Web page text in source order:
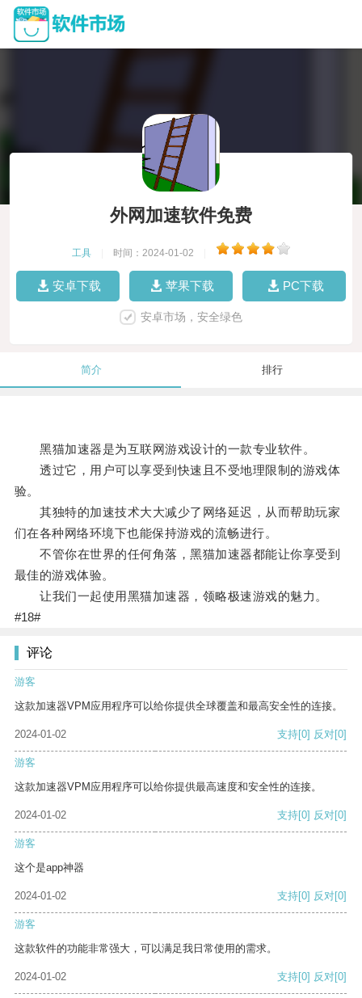
外网加速软件免费
工具 时间：2024-01-02
安卓下载 苹果下载 PC下载
安卓市场，安全绿色
简介 排行
黑猫加速器是为互联网游戏设计的一款专业软件。
透过它，用户可以享受到快速且不受地理限制的游戏体
验。
其独特的加速技术大大减少了网络延迟，从而帮助玩家
们在各种网络环境下也能保持游戏的流畅进行。
不管你在世界的任何角落，黑猫加速器都能让你享受到
最佳的游戏体验。
让我们一起使用黑猫加速器，领略极速游戏的魅力。
#18#
评论
游客
这款加速器VPM应用程序可以给你提供全球覆盖和最高安全性的连接。
2024-01-02 支持[0] 反对[0]
游客
这款加速器VPM应用程序可以给你提供最高速度和安全性的连接。
2024-01-02 支持[0] 反对[0]
游客
这个是app神器
2024-01-02 支持[0] 反对[0]
游客
这款软件的功能非常强大，可以满足我日常使用的需求。
2024-01-02 支持[0] 反对[0]